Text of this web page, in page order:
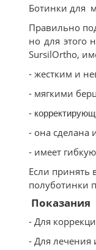
Ботинки для
Правильно
но для этого
SursilOrtho,
- жестким и
- мягкими
-
- она сделана
- имеет
Если принять
полуботинки
Показания
- Для
- Для лечения